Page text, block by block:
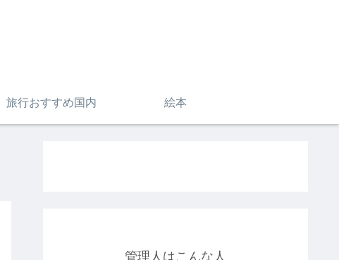
旅行おすすめ国内 絵本
管理人はこんな人